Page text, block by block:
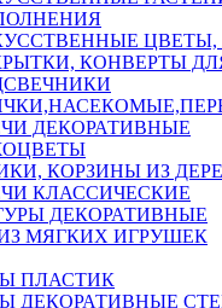
ЦВЕТЫ,
КОНВЕРТЫ
ДЕКОРАТИВНЫЕ
КОРЗИНЫ ИЗ
КЛАССИЧЕСКИЕ
ДЕКОРАТИВНЫЕ
МЯГКИХ ИГРУШЕК
ПЛАСТИК
ДЕКОРАТИВНЫЕ